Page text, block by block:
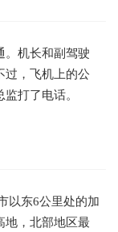
机长和副驾驶
过，飞机上的公
打了电话。
以东6公里处的加
地，北部地区最